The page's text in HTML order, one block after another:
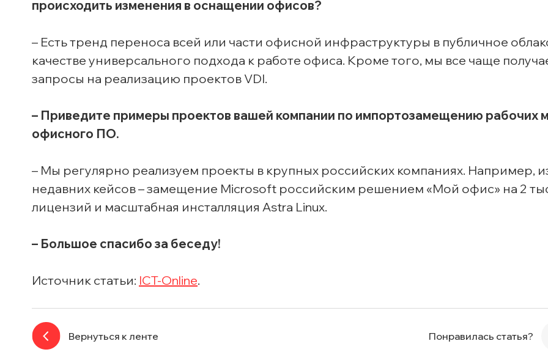
происходить изменения в оснащении офисов?
– Есть тренд переноса всей или части офисной инфраструктуры в публичное
качестве универсального подхода к работе офиса. Кроме того, мы все чаще
запросы на реализацию проектов VDI.
– Приведите примеры проектов вашей компании по импортозамещению рабочих
офисного ПО.
– Мы регулярно реализуем проекты в крупных российских компаниях. Например,
недавних кейсов – замещение Microsoft российским решением «Мой офис» на 2
лицензий и масштабная инсталляция Astra Linux.
– Большое спасибо за беседу!
Источник статьи: ICT-Online.
Вернуться к ленте Понравилась статья?